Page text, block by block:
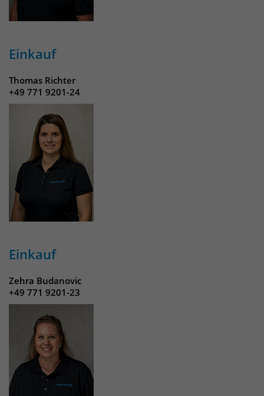
Einkauf
Thomas Richter
+49 771 9201-24
Einkauf
Zehra Budanovic
+49 771 9201-23